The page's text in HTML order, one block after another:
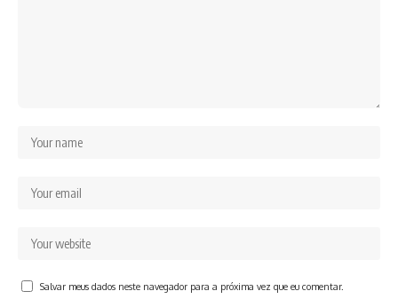
Salvar meus dados neste navegador para a próxima vez que eu comentar.